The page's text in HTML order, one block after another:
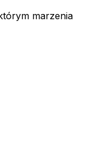
marzenia